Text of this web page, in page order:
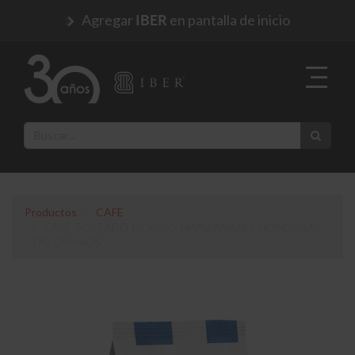
Agregar IBER en pantalla de inicio
Productos
CAFE